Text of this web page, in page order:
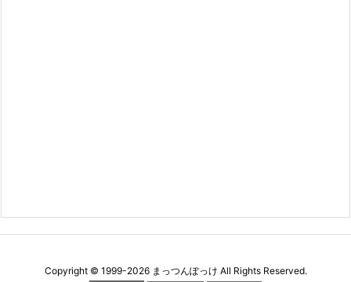
Copyright © 1999-2026 まっつんぽっけ All Rights Reserved.